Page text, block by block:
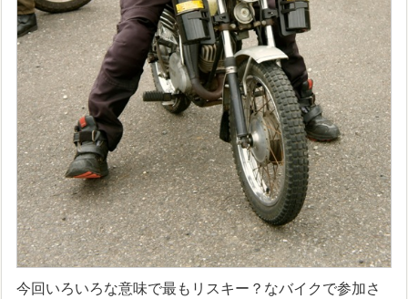
今回いろいろな意味で最もリスキー？なバイクで参加さ